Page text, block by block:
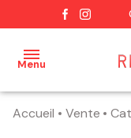
Menu
Accueil Vente